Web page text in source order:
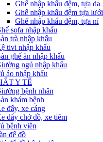
Ghế nhập khẩu đệm, tựa da
Ghế nhập khẩu đệm tựa lưới
Ghế nhập khẩu đệm, tựa nỉ
sofa nhập khẩu
trà nhập khẩu
tivi nhập khẩu
ghế ăn nhập khẩu
ngủ nhập khẩu
áo nhập khẩu
Y TẾ
bệnh nhân
khám bệnh
đẩy, xe cáng
đẩy chở đồ, xe tiêm
bệnh viên
để đồ